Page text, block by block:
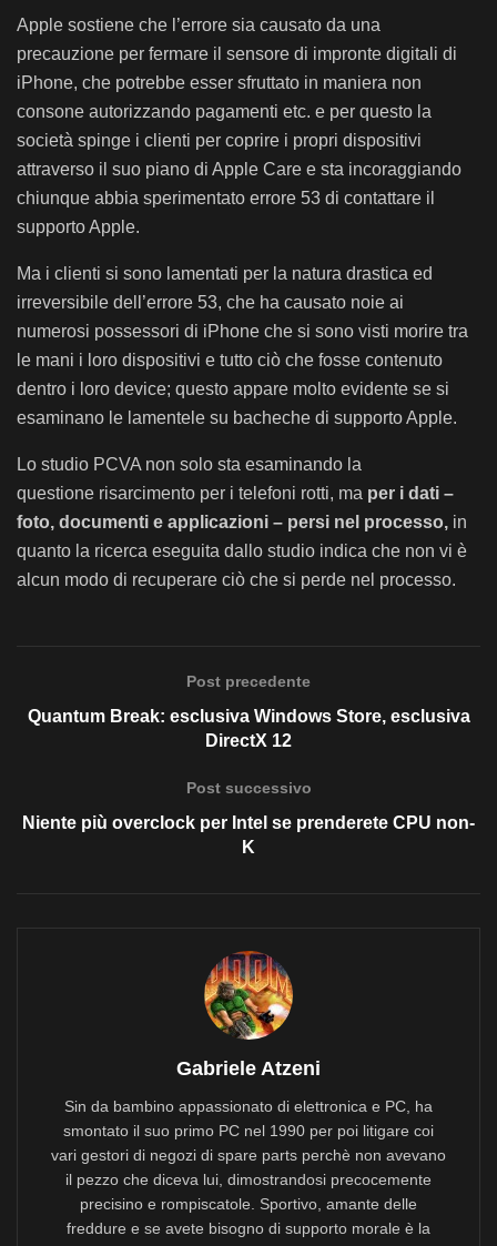
Apple sostiene che l’errore sia causato da una
precauzione per fermare il sensore di impronte digitali di
iPhone, che potrebbe esser sfruttato in maniera non
consone autorizzando pagamenti etc. e per questo la
società spinge i clienti per coprire i propri dispositivi
attraverso il suo piano di Apple Care e sta incoraggiando
chiunque abbia sperimentato errore 53 di contattare il
supporto Apple.
Ma i clienti si sono lamentati per la natura drastica ed
irreversibile dell’errore 53, che ha causato noie ai
numerosi possessori di iPhone che si sono visti morire tra
le mani i loro dispositivi e tutto ciò che fosse contenuto
dentro i loro device; questo appare molto evidente se si
esaminano le lamentele su bacheche di supporto Apple.
Lo studio PCVA non solo sta esaminando la
questione risarcimento per i telefoni rotti, ma per i dati –
foto, documenti e applicazioni – persi nel processo, in
quanto la ricerca eseguita dallo studio indica che non vi è
alcun modo di recuperare ciò che si perde nel processo.
Post precedente
Quantum Break: esclusiva Windows Store, esclusiva
DirectX 12
Post successivo
Niente più overclock per Intel se prenderete CPU non-
K
Gabriele Atzeni
Sin da bambino appassionato di elettronica e PC, ha
smontato il suo primo PC nel 1990 per poi litigare coi
vari gestori di negozi di spare parts perchè non avevano
il pezzo che diceva lui, dimostrandosi precocemente
precisino e rompiscatole. Sportivo, amante delle
freddure e se avete bisogno di supporto morale è la